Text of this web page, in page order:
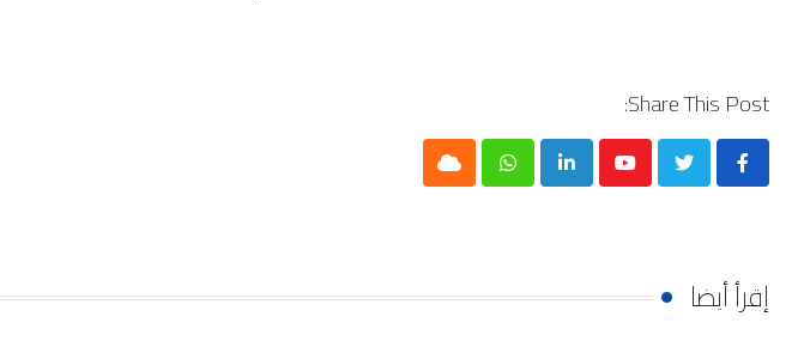
Share This Post:
Youtube
LinkedIn
Whatsapp
Cloud
إقرأ أيضا